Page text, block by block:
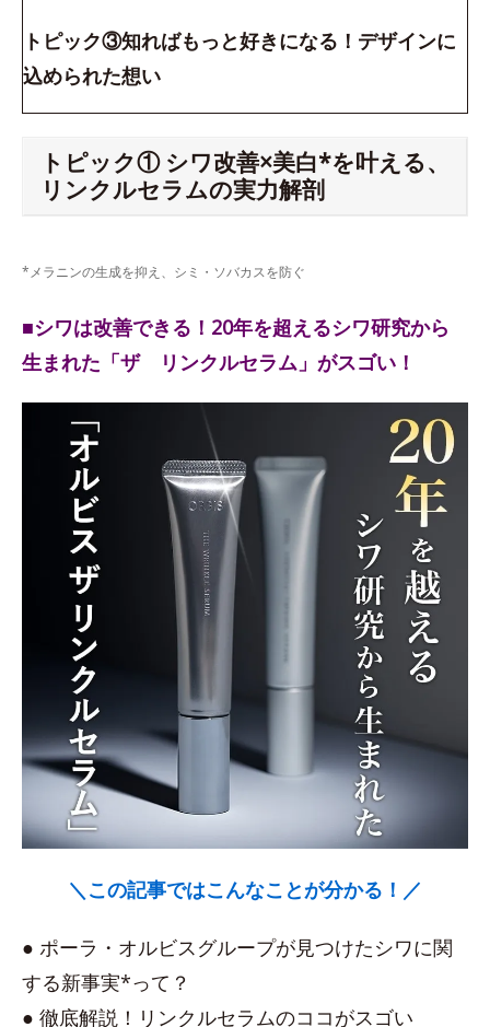
トピック③知ればもっと好きになる！デザインに
込められた想い
トピック① シワ改善×美白*を叶える、
リンクルセラムの実力解剖
*メラニンの生成を抑え、シミ・ソバカスを防ぐ
■シワは改善できる！20年を超えるシワ研究から
生まれた「ザ リンクルセラム」がスゴい！
＼この記事ではこんなことが分かる！／
● ポーラ・オルビスグループが見つけたシワに関
する新事実*って？
● 徹底解説！リンクルセラムのココがスゴい